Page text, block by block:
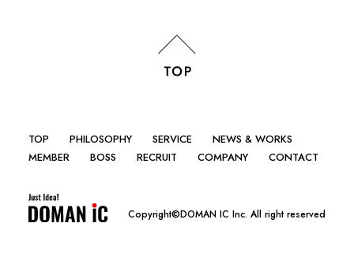
Copyright©DOMAN IC Inc. All right reserved
TOP PHILOSOPHY SERVICE
NEWS & WORKS
MEMBER
BOSS RECRUIT COMPANY CONTACT